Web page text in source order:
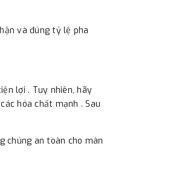
và đúng tỷ lệ pha
lợi . Tuy nhiên, hãy
hóa chất mạnh . Sau
chúng an toàn cho màn